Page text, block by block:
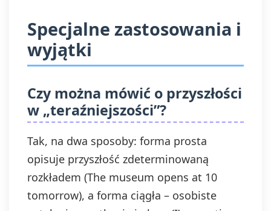
Specjalne zastosowania i
wyjątki
Czy można mówić o przyszłości
w „teraźniejszości”?
Tak, na dwa sposoby: forma prosta
opisuje przyszłość zdeterminowaną
rozkładem (The museum opens at 10
tomorrow), a forma ciągła – osobiste